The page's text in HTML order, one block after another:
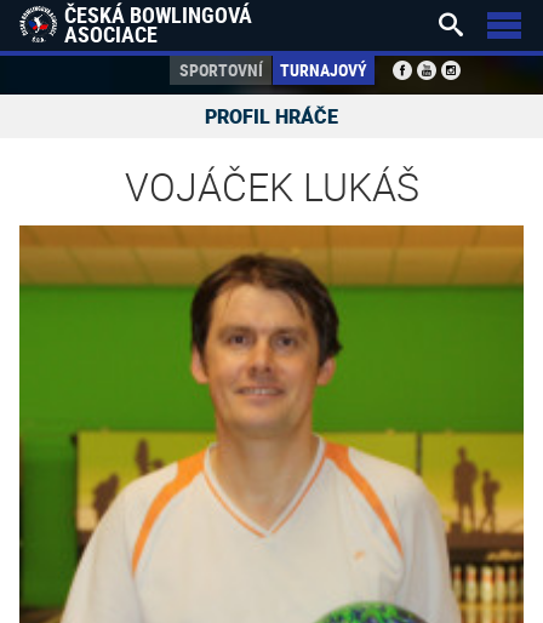
ČESKÁ BOWLINGOVÁ
ASOCIACE
SPORTOVNÍ TURNAJOVÝ
 
PROFIL HRÁČE
VOJÁČEK LUKÁŠ